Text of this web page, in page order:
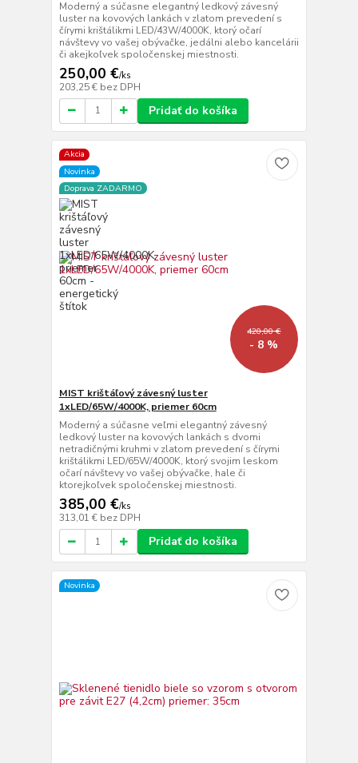
Moderný a súčasne elegantný ledkový závesný
luster na kovových lankách v zlatom prevedení s
čírymi krištálikmi LED/43W/4000K, ktorý očarí
návštevy vo vašej obývačke, jedálni alebo kancelárii
či akejkoľvek spoločenskej miestnosti.
250,00 €/ks
203,25 € bez DPH
Pridať do košíka
Akcia
Novinka
Doprava ZADARMO
420,00 €
- 8 %
MIST krištáľový závesný luster
1xLED/65W/4000K, priemer 60cm
Moderný a súčasne veľmi elegantný závesný
ledkový luster na kovových lankách s dvomi
netradičnými kruhmi v zlatom prevedení s čírymi
krištálikmi LED/65W/4000K, ktorý svojim leskom
očarí návštevy vo vašej obývačke, hale či
ktorejkoľvek spoločenskej miestnosti.
385,00 €/ks
313,01 € bez DPH
Pridať do košíka
Novinka